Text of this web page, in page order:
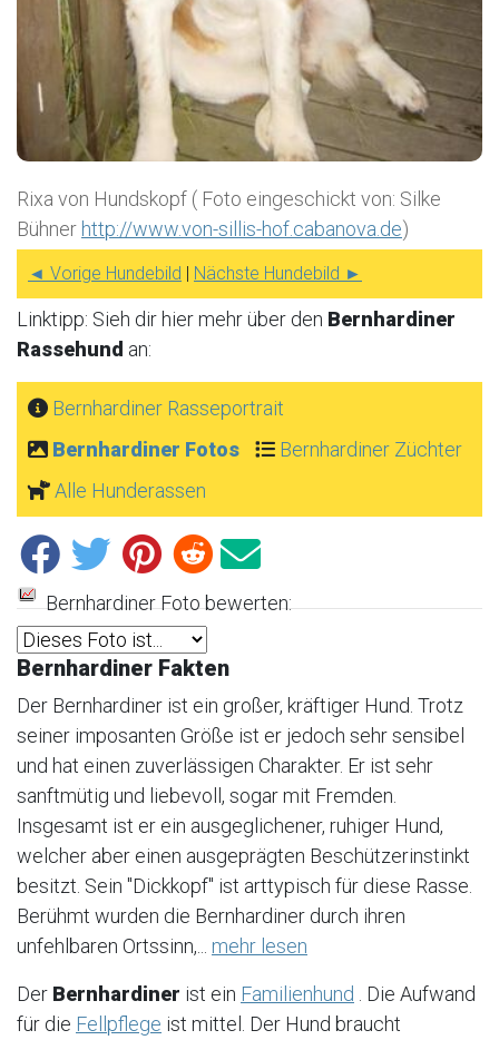
Rixa von Hundskopf ( Foto eingeschickt von: Silke
Bühner http://www.von-sillis-hof.cabanova.de)
◄ Vorige Hundebild | Nächste Hundebild ►
Linktipp: Sieh dir hier mehr über den Bernhardiner
Rassehund an:
Bernhardiner Rasseportrait
Bernhardiner Fotos
Bernhardiner Züchter
Alle Hunderassen
Bernhardiner Foto bewerten:
Bernhardiner Fakten
Der Bernhardiner ist ein großer, kräftiger Hund. Trotz
seiner imposanten Größe ist er jedoch sehr sensibel
und hat einen zuverlässigen Charakter. Er ist sehr
sanftmütig und liebevoll, sogar mit Fremden.
Insgesamt ist er ein ausgeglichener, ruhiger Hund,
welcher aber einen ausgeprägten Beschützerinstinkt
besitzt. Sein "Dickkopf" ist arttypisch für diese Rasse.
Berühmt wurden die Bernhardiner durch ihren
unfehlbaren Ortssinn,... mehr lesen
Der Bernhardiner ist ein Familienhund . Die Aufwand
für die Fellpflege ist mittel. Der Hund braucht